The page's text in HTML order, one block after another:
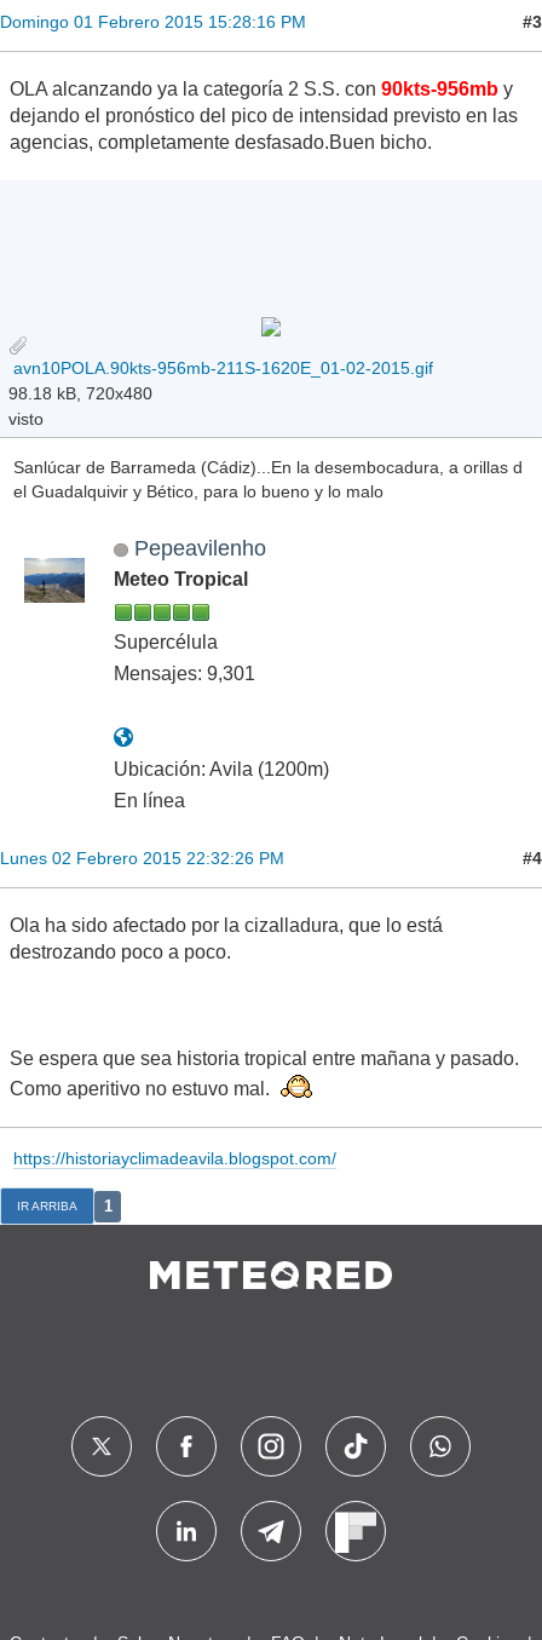
Domingo 01 Febrero 2015 15:28:16 PM #3
OLA alcanzando ya la categoría 2 S.S. con 90kts-956mb y
dejando el pronóstico del pico de intensidad previsto en las
agencias, completamente desfasado.Buen bicho.
avn10POLA.90kts-956mb-211S-1620E_01-02-2015.gif
98.18 kB, 720x480
visto
Sanlúcar de Barrameda (Cádiz)...En la desembocadura, a orillas d
el Guadalquivir y Bético, para lo bueno y lo malo
Pepeavilenho
Meteo Tropical
Supercélula
Mensajes: 9,301
Ubicación: Avila (1200m)
En línea
Lunes 02 Febrero 2015 22:32:26 PM #4
Ola ha sido afectado por la cizalladura, que lo está
destrozando poco a poco.
Se espera que sea historia tropical entre mañana y pasado.
Como aperitivo no estuvo mal.
https://historiayclimadeavila.blogspot.com/
IR ARRIBA 1